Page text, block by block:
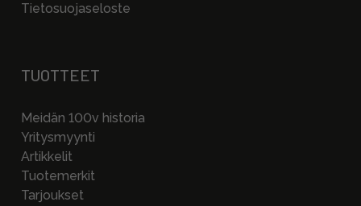
Tietosuojaseloste
TUOTTEET
Meidän 100v historia
Yritysmyynti
Artikkelit
Tuotemerkit
Tarjoukset